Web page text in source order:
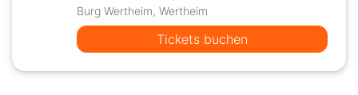
Burg Wertheim, Wertheim
Tickets buchen